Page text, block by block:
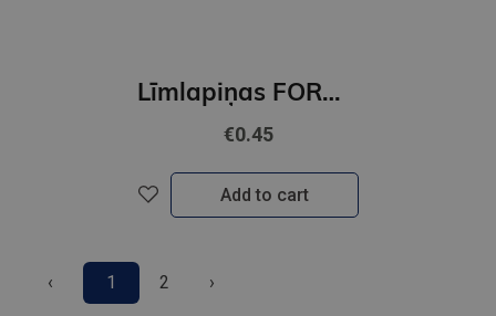
Līmlapiņas FOROFIS 51x76mm 100lp. (pastel dzeltenas)
€0.45
Add to cart
‹ 1 2 ›